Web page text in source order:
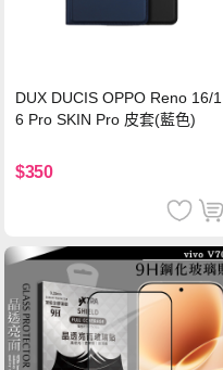
DUX DUCIS OPPO Reno 16/1
6 Pro SKIN Pro 皮套(藍色)
$350